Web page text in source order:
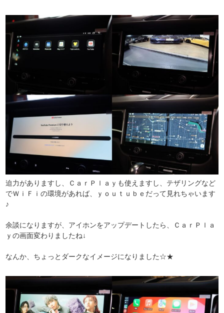
迫力がありますし、ＣａｒＰｌａｙも使えますし、テザリングなど
でＷｉＦｉの環境があれば、ｙｏｕｔｕｂｅだって見れちゃいます
♪
余談になりますが、アイホンをアップデートしたら、ＣａｒＰｌａ
ｙの画面変わりましたね↓
なんか、ちょっとダークなイメージになりました☆★